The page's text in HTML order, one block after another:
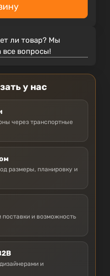
ли товар? Мы
вопросы!
у нас
через транспортные
размеры, планировку и
поставки и возможность
и